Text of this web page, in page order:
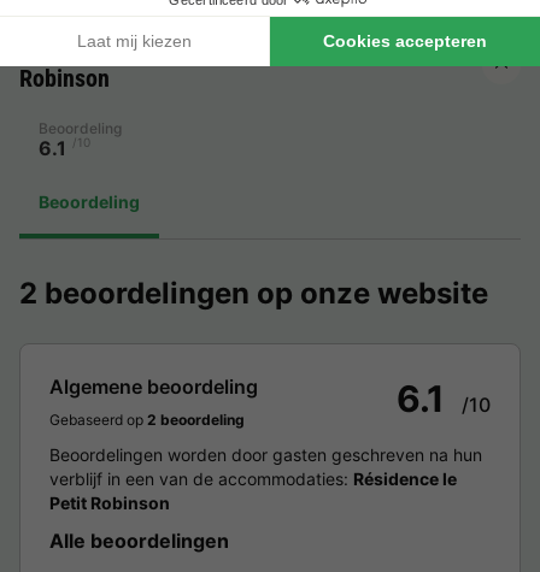
Beoordelingen over Résidence le Petit
Robinson
Beoordeling
6.1 /10
Beoordeling
2 beoordelingen op onze website
Algemene beoordeling
Gebaseerd op 2 beoordeling 6.1 /10
Beoordelingen worden door gasten geschreven na hun
verblijf in een van de accommodaties: Résidence le
Petit Robinson
Alle beoordelingen